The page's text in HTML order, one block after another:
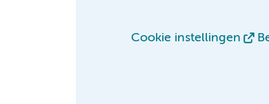
Cookie instellingen